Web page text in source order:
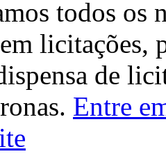
todos os
licitações,
de
Entre